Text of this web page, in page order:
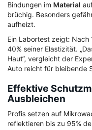
Bindungen im Material
brüchig. Besonders
aufheizt.
Ein Labortest zeigt:
40% seiner Elastizität.
Haut“, vergleicht der
Auto reicht für bleibende
Effektive
Ausbleichen
Profis setzen auf
reflektieren bis zu 95%